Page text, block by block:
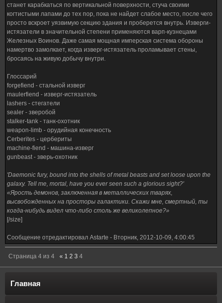
станет карабкаться по вертикальной поверхности, стуча своими
когтистыми лапами до тех пор, пока не найдет слабое место, после чего
просто вскроет уязвимую секцию здания и проберется внутрь. Изверги-
истязатели в значительной степени применяются варп-кузнецами
Железных Воинов. Даже самая мощная имперская система обороны
намертво замолкает, когда изверг-истязатель проламывает стены,
бросаясь на живую добычу внутри.
Глоссарий
forgefiend - стальной изверг
maulerfiend - изверг-истязатель
lashers - стегатели
sealer - зверобой
stalker-tank - танк-охотник
weapon-limb - орудийная конечность
Cerberites - цербериты
machine-fiend - машина-изверг
gunbeast - зверь-охотник
'Daemonic fury, bound into the shells of metal beasts and set loose upon the
galaxy. Tell me, mortal, have you ever seen such a glorious sight?'
«Ярость демонов, заключенная в металлических тварях,
высвобожденных на просторы галактики. Скажи мне, смертный, ты
когда-нибудь видел что-либо столь же великолепное?»
[/size]
Сообщение отредактировал Astarte - Вторник, 2012-10-09, 4:00:45
Страница 4 из 4 « 1 2 3 4
Главная